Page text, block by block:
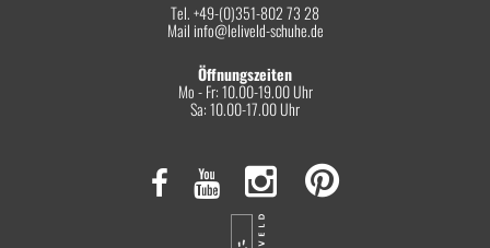
Tel. +49-(0)351-802 73 28
Mail info@leliveld-schuhe.de
Öffnungszeiten
Mo - Fr: 10.00-19.00 Uhr
Sa: 10.00-17.00 Uhr